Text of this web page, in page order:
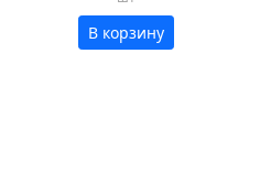
В корзину